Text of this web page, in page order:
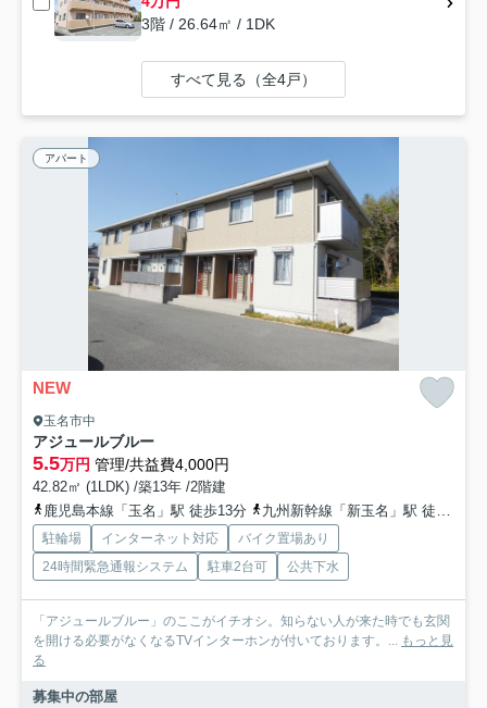
3階 / 26.64㎡ / 1DK
すべて見る（全4戸）
アパート
NEW
玉名市中
アジュールブルー
5.5万円 管理/共益費4,000円
42.82㎡ (1LDK) /築13年 /2階建
鹿児島本線「玉名」駅 徒歩13分
九州新幹線「新玉名」駅 徒歩53分
駐輪場 インターネット対応
バイク置場あり
24時間緊急通報システム
駐車2台可 公共下水
「アジュールブルー」のここがイチオシ。知らない人が来た時でも玄関
を開ける必要がなくなるTVインターホンが付いております。...
もっと見
る
募集中の部屋